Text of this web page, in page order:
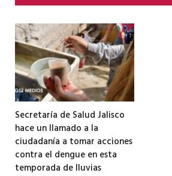
Secretaría de Salud Jalisco
hace un llamado a la
ciudadanía a tomar acciones
contra el dengue en esta
temporada de lluvias